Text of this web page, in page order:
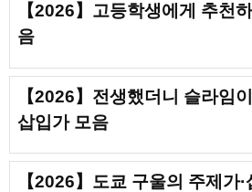
【2026】고등학생에게 추천
음
【2026】전생했더니 슬라임
삽입가 모음
【2026】도쿄 구울의 주제가